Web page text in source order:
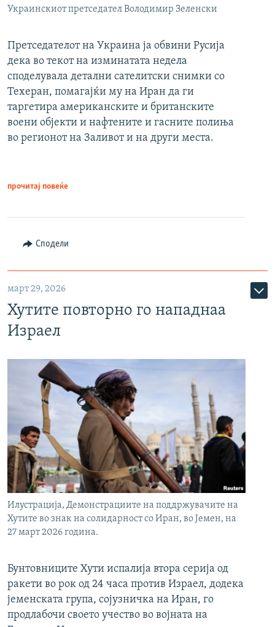
Украинскиот претседател Володимир Зеленски
Претседателот на Украина ја обвини Русија
дека во текот на изминатата недела
споделувала детални сателитски снимки со
Техеран, помагајќи му на Иран да ги
таргетира американските и британските
воени објекти и нафтените и гасните полиња
во регионот на Заливот и на други места.
прочитај повеќе
Сподели
март 29, 2026
Хутите повторно го нападнаа
Израел
Илустрација, Демонстрациите на поддржувачите на
Хутите во знак на солидарност со Иран, во Јемен, на
27 март 2026 година.
Бунтовниците Хути испалија втора серија од
ракети во рок од 24 часа против Израел, додека
јеменската група, сојузничка на Иран, го
продлабочи своето учество во војната на